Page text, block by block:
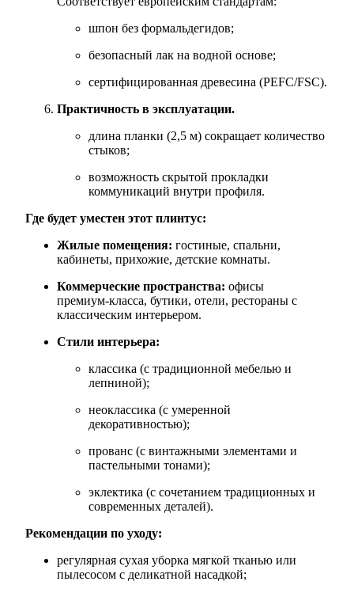
шпон без формальдегидов;
безопасный лак на водной основе;
сертифицированная древесина (PEFC/FSC).
Практичность в эксплуатации.
длина планки (2,5 м) сокращает количество
стыков;
возможность скрытой прокладки
коммуникаций внутри профиля.
Где будет уместен этот плинтус:
Жилые помещения: гостиные, спальни,
кабинеты, прихожие, детские комнаты.
Коммерческие пространства: офисы
премиум‑класса, бутики, отели, рестораны с
классическим интерьером.
Стили интерьера:
классика (с традиционной мебелью и
лепниной);
неоклассика (с умеренной
декоративностью);
прованс (с винтажными элементами и
пастельными тонами);
эклектика (с сочетанием традиционных и
современных деталей).
Рекомендации по уходу:
регулярная сухая уборка мягкой тканью или
пылесосом с деликатной насадкой;